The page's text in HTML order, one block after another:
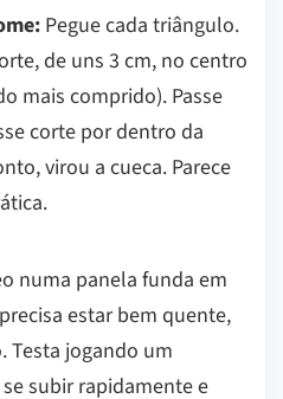
Pegue cada triângulo.
de uns 3 cm, no centro
mais comprido). Passe
corte por dentro da
virou a cueca. Parece
numa panela funda em
estar bem quente,
Testa jogando um
subir rapidamente e